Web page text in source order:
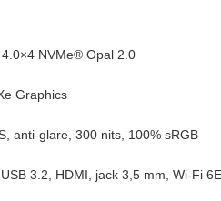
NVMe® Opal 2.0
Graphics
anti-glare, 300 nits, 100% sRGB
3.2, HDMI, jack 3,5 mm, Wi-Fi